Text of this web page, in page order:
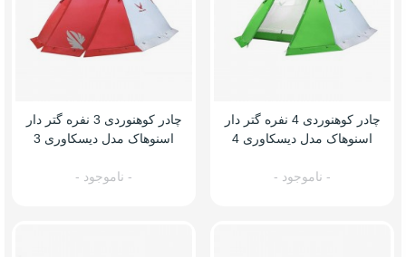
چادر کوهنوردی 4 نفره گتر دار
اسنوهاک مدل دیسکاوری 4
- ناموجود -
چادر کوهنوردی 3 نفره گتر دار
اسنوهاک مدل دیسکاوری 3
- ناموجود -